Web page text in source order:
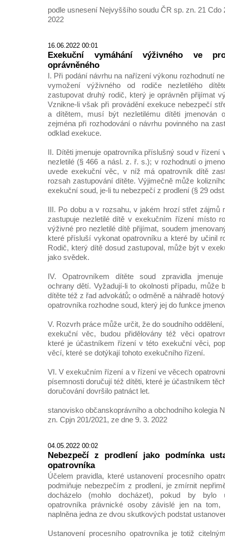
podle usnesení Nejvyššího soudu ČR sp. zn. 21 Cdo
2022
16.06.2022 00:01
Exekuční vymáhání výživného ve
oprávněného
I. Při podání návrhu na nařízení výkonu rozhodnutí
vymožení výživného od rodiče nezletilého
zastupovat druhý rodič, který je oprávněn přijímat
Vznikne-li však při provádění exekuce nebezpečí
a dítětem, musí být nezletilému dítěti jmenován
zejména při rozhodování o návrhu povinného na
odklad exekuce.
II. Dítěti jmenuje opatrovníka příslušný soud v řízení
nezletilé (§ 466 a násl. z. ř. s.); v rozhodnutí o
uvede exekuční věc, v níž má opatrovník dítě
rozsah zastupování dítěte. Výjimečně může
exekuční soud, je-li tu nebezpečí z prodlení (§ 29
III. Po dobu a v rozsahu, v jakém hrozí střet zájmů
zastupuje nezletilé dítě v exekučním řízení místo
výživné pro nezletilé dítě přijímat, soudem
které přísluší vykonat opatrovníku a které by učinil
Rodič, který dítě dosud zastupoval, může být v
jako svědek.
IV. Opatrovníkem dítěte soud zpravidla
ochrany dětí. Vyžadují-li to okolnosti případu, může
dítěte též z řad advokátů; o odměně a náhradě
opatrovníka rozhodne soud, který jej do funkce
V. Rozvrh práce může určit, že do soudního
exekuční věc, budou přidělovány též věci
které je účastníkem řízení v této exekuční věci,
věcí, které se dotýkají tohoto exekučního řízení.
VI. V exekučním řízení a v řízení ve věcech
písemnosti doručují též dítěti, které je účastníkem
doručování dovršilo patnáct let.
stanovisko občanskoprávního a obchodního kolegia
zn. Cpjn 201/2021, ze dne 9. 3. 2022
04.05.2022 00:02
Nebezpečí z prodlení jako podmínka
opatrovníka
Účelem pravidla, které ustanovení procesního
podmiňuje nebezpečím z prodlení, je zmírnit
docházelo (mohlo docházet), pokud by bylo
opatrovníka právnické osoby závislé jen na
naplněna jedna ze dvou skutkových podstat
Ustanovení procesního opatrovníka je totiž